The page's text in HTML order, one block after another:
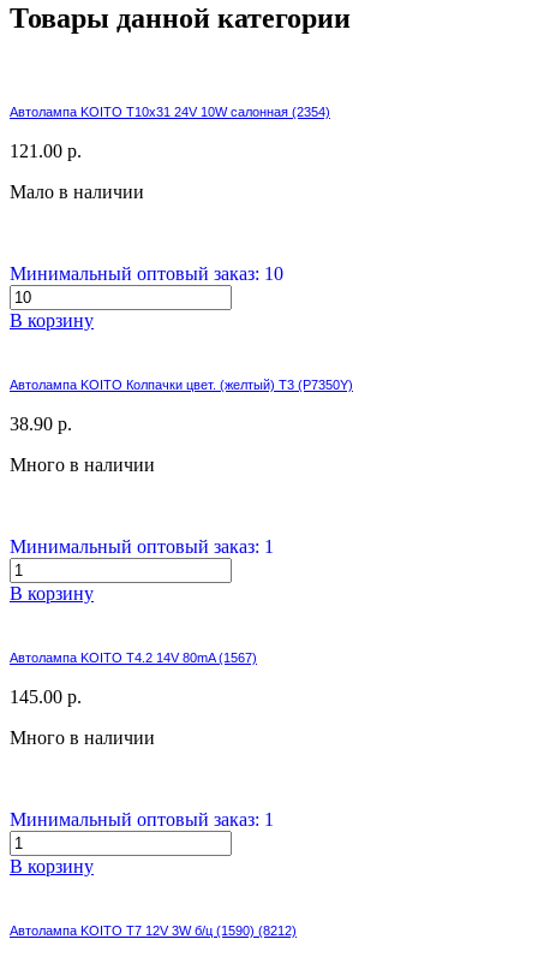
Товары данной категории
Автолампа KOITO T10x31 24V 10W салонная (2354)
121.00 р.
Мало в наличии
Минимальный оптовый заказ: 10
В корзину
Автолампа KOITO Колпачки цвет. (желтый) T3 (P7350Y)
38.90 р.
Много в наличии
Минимальный оптовый заказ: 1
В корзину
Автолампа KOITO T4.2 14V 80mA (1567)
145.00 р.
Много в наличии
Минимальный оптовый заказ: 1
В корзину
Автолампа KOITO T7 12V 3W б/ц (1590) (8212)